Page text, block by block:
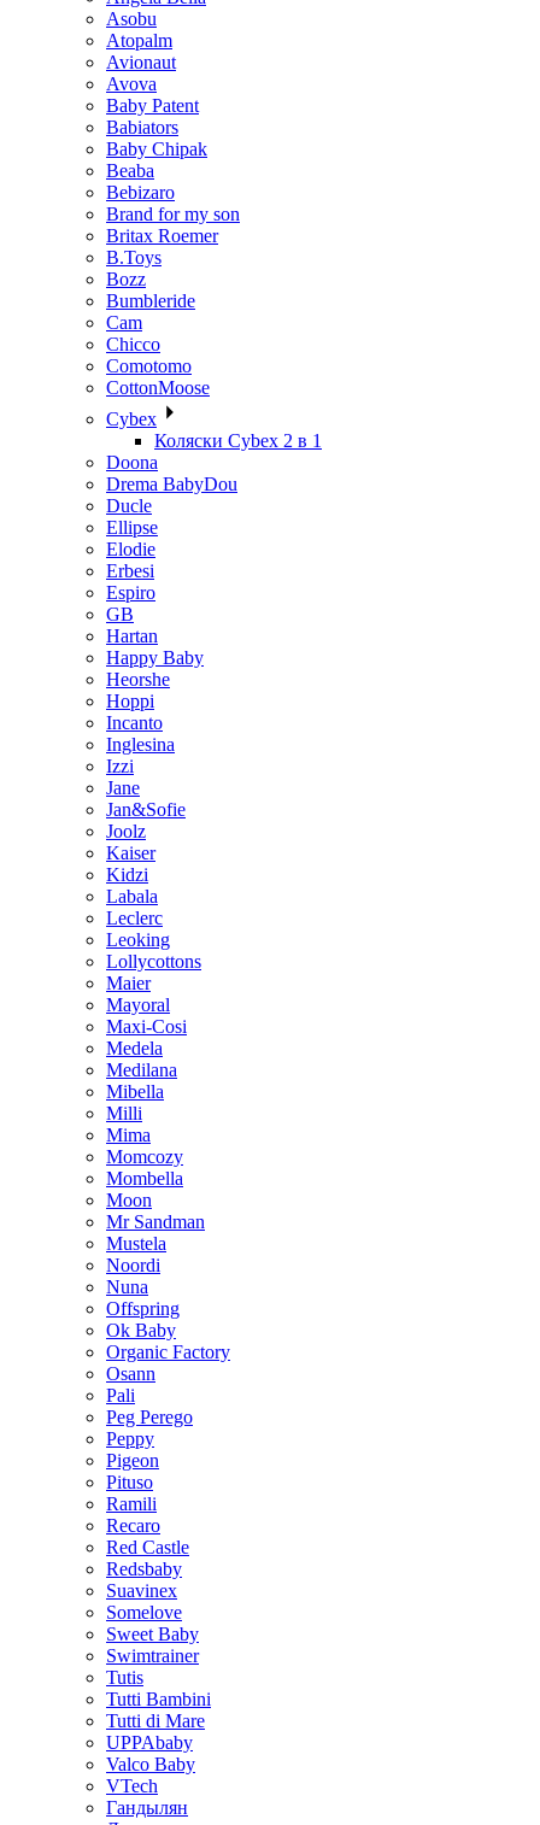
Asobu
Atopalm
Avionaut
Avova
Baby Patent
Babiators
Baby Chipak
Beaba
Bebizaro
Brand for my son
Britax Roemer
B.Toys
Bozz
Bumbleride
Cam
Chicco
Comotomo
CottonMoose
Cybex
Коляски Cybex 2 в 1
Doona
Drema BabyDou
Ducle
Ellipse
Elodie
Erbesi
Espiro
GB
Hartan
Happy Baby
Heorshe
Hoppi
Incanto
Inglesina
Izzi
Jane
Jan&Sofie
Joolz
Kaiser
Kidzi
Labala
Leclerc
Leoking
Lollycottons
Maier
Mayoral
Maxi-Cosi
Medela
Medilana
Mibella
Milli
Mima
Momcozy
Mombella
Moon
Mr Sandman
Mustela
Noordi
Nuna
Offspring
Ok Baby
Organic Factory
Osann
Pali
Peg Perego
Peppy
Pigeon
Pituso
Ramili
Recaro
Red Castle
Redsbaby
Suavinex
Somelove
Sweet Baby
Swimtrainer
Tutis
Tutti Bambini
Tutti di Mare
UPPAbaby
Valco Baby
VTech
Гандылян